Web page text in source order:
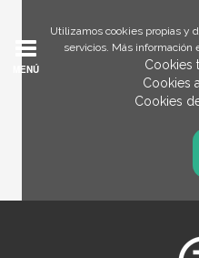
Utilizamos cookies propias y
servicios. Más información
Cookies
Cookies
Cookies
MENÚ